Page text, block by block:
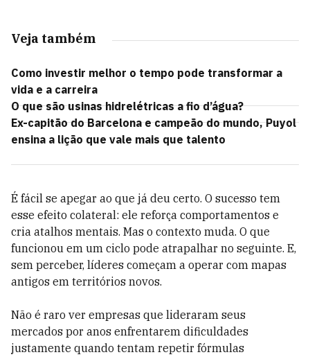
Veja também
Como investir melhor o tempo pode transformar a
vida e a carreira
O que são usinas hidrelétricas a fio d’água?
Ex-capitão do Barcelona e campeão do mundo, Puyol
ensina a lição que vale mais que talento
É fácil se apegar ao que já deu certo. O sucesso tem
esse efeito colateral: ele reforça comportamentos e
cria atalhos mentais. Mas o contexto muda. O que
funcionou em um ciclo pode atrapalhar no seguinte. E,
sem perceber, líderes começam a operar com mapas
antigos em territórios novos.
Não é raro ver empresas que lideraram seus
mercados por anos enfrentarem dificuldades
justamente quando tentam repetir fórmulas